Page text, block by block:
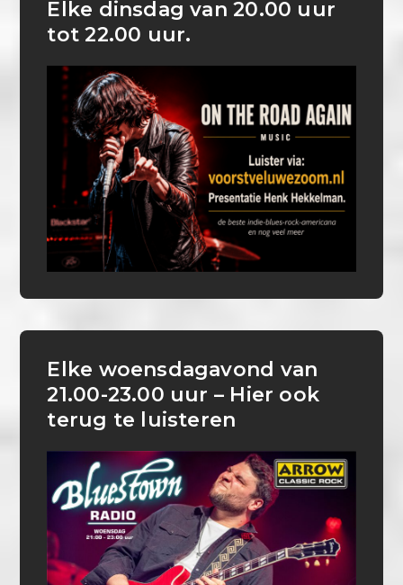
Elke dinsdag van 20.00 uur
tot 22.00 uur.
Elke woensdagavond van
21.00-23.00 uur – Hier ook
terug te luisteren